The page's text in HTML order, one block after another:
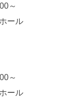
～
ール
～
ール